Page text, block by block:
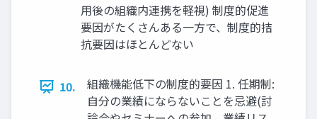
⽤後の組織内連携を軽視) 制度的促進
要因がたくさんある⼀⽅で、制度的拮
抗要因はほとんどない
10.
組織機能低下の制度的要因 1. 任期制:
⾃分の業績にならないことを忌避(討